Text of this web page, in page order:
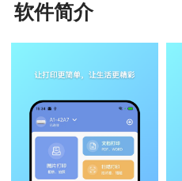
软件简介